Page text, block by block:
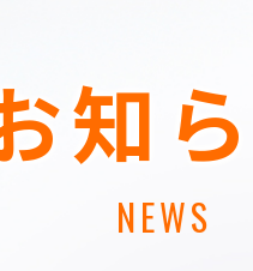
知
NEWS